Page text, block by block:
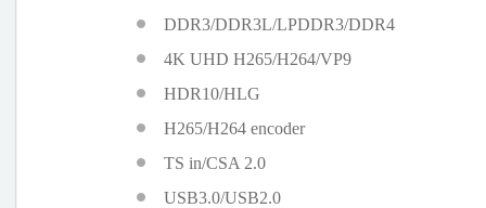
DDR3/DDR3L/LPDDR3/DDR4
4K UHD H265/H264/VP9
HDR10/HLG
H265/H264 encoder
TS in/CSA 2.0
USB3.0/USB2.0